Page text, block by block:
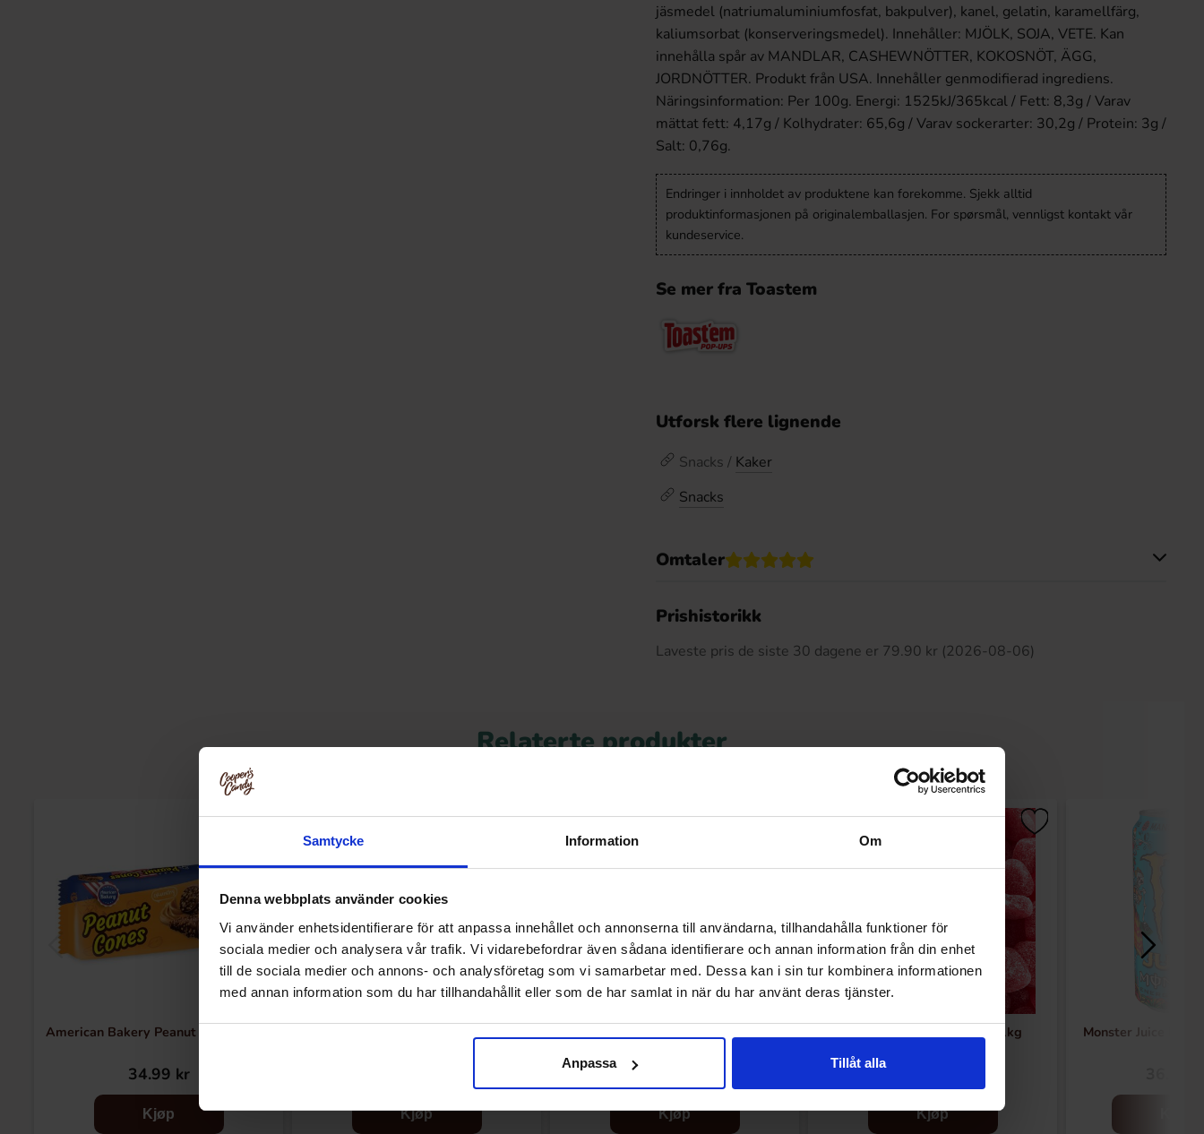
Samtycke Information Om
Denna webbplats använder cookies
Vi använder enhetsidentifierare för att anpassa innehållet och annonserna till användarna, tillhandahålla funktioner för
sociala medier och analysera vår trafik. Vi vidarebefordrar även sådana identifierare och annan information från din enhet
till de sociala medier och annons- och analysföretag som vi samarbetar med. Dessa kan i sin tur kombinera informationen
med annan information som du har tillhandahållit eller som de har samlat in när du har använt deras tjänster.
Anpassa Tillåt alla
jäsmedel (natriumaluminiumfosfat, bakpulver), kanel, gelatin, karamellfärg,
kaliumsorbat (konserveringsmedel). Innehåller: MJÖLK, SOJA, VETE. Kan
innehålla spår av MANDLAR, CASHEWNÖTTER, KOKOSNÖT, ÄGG,
JORDNÖTTER. Produkt från USA. Innehåller genmodifierad ingrediens.
Näringsinformation: Per 100g. Energi: 1525kJ/365kcal / Fett: 8,3g / Varav
mättat fett: 4,17g / Kolhydrater: 65,6g / Varav sockerarter: 30,2g / Protein: 3g /
Salt: 0,76g.
Endringer i innholdet av produktene kan forekomme. Sjekk alltid
produktinformasjonen på originalemballasjen. For spørsmål, vennligst kontakt vår
kundeservice.
Se mer fra Toastem
Utforsk flere lignende
Snacks / Kaker
Snacks
Omtaler
Prishistorikk
Laveste pris de siste 30 dagene er 79.90 kr (2026-08-06)
Relaterte produkter
American Bakery Peanut Cones 112g
34.99 kr
Kjøp Kjøp
-8%
119.90 kr
Kjøp
Haribo Bringebærhjärtan 1kg
Kjøp
Monster Juice